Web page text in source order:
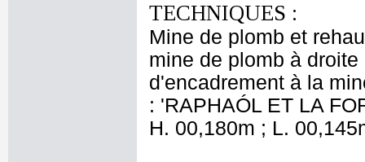
TECHNIQUES :
Mine de plomb et
mine de plomb à
d'encadrement à la
: 'RAPHAÓL ET LA
H. 00,180m ; L.